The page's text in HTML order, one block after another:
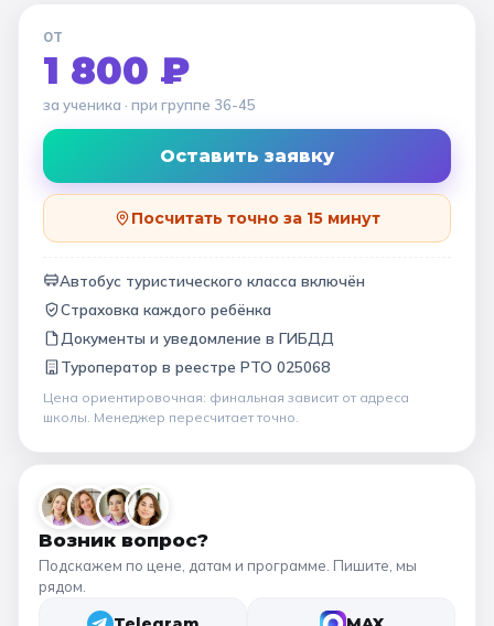
ОТ
1 800 ₽
за ученика · при группе 36-45
Оставить заявку
Посчитать точно за 15 минут
Автобус туристического класса включён
Страховка каждого ребёнка
Документы и уведомление в ГИБДД
Туроператор в реестре РТО 025068
Цена ориентировочная: финальная зависит от адреса
школы. Менеджер пересчитает точно.
Возник вопрос?
Подскажем по цене, датам и программе. Пишите, мы
рядом.